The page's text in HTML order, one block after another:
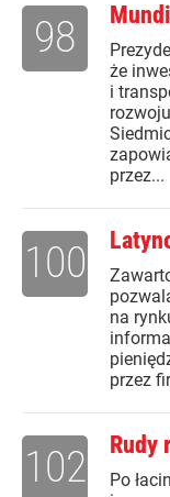
że
i
przez...
98
na
przez
100
Rudy
Po
102